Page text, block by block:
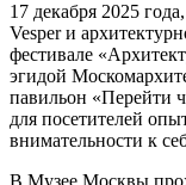
17 декабря 2025
Vesper и
фестивале
эгидой
павильон «Перейти
для посетителей
внимательности к
В Музее Москвы